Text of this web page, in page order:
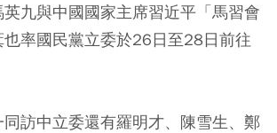
九與中國國家主席習近平「馬習會
也率國民黨立委於26日至28日前往
訪中立委還有羅明才、陳雪生、鄭